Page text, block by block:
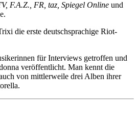
F.A.Z., FR, taz, Spiegel Online und
die erste deutschsprachige Riot-
für Interviews getroffen und
veröffentlicht. Man kennt die
von mittlerweile drei Alben ihrer